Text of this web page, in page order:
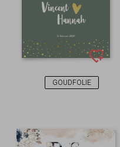
GOUDFOLIE